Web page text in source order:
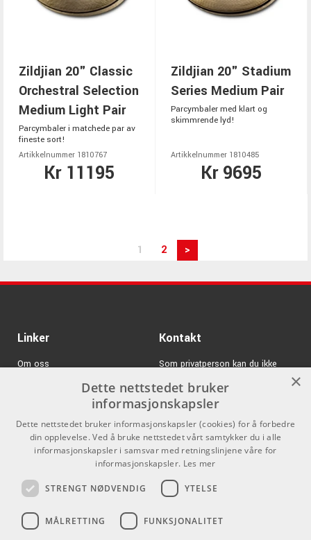
Zildjian 20" Classic
Orchestral Selection
Medium Light Pair
Parcymbaler i matchede par av
fineste sort!
Artikkelnummer 1810767
Kr 11195
Zildjian 20" Stadium
Series Medium Pair
Parcymbaler med klart og
skimmrende lyd!
Artikkelnummer 1810485
Kr 9695
1 2 >
Linker
Om oss
GDPR & Cookies
Kontakt
Som privatperson kan du ikke
kjøpe på denne nettsiden, alt salg
skjer gjennom våre forhandlere.
info@emnordic.no
×
Dette nettstedet bruker
informasjonskapsler
Dette nettstedet bruker informasjonskapsler (cookies) for å forbedre
din opplevelse. Ved å bruke nettstedet vårt samtykker du i alle
informasjonskapsler i samsvar med retningslinjene våre for
informasjonskapsler. Les mer
STRENGT NØDVENDIG YTELSE
MÅLRETTING FUNKSJONALITET